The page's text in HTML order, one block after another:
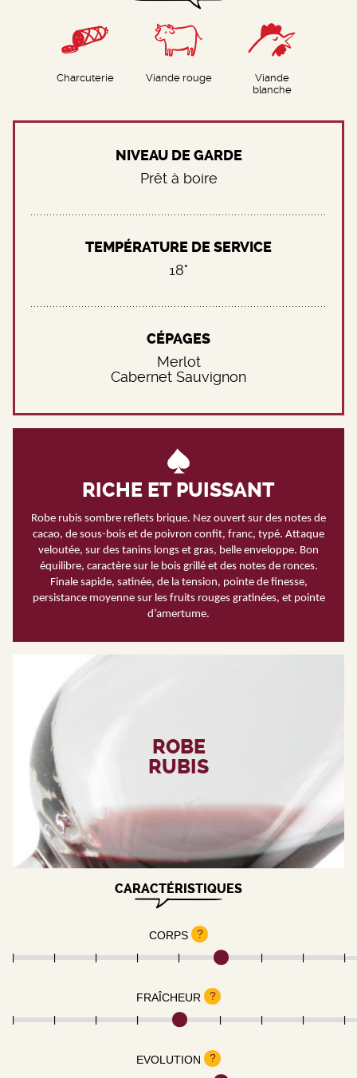
Charcuterie Viande rouge
Viande
blanche
RICHE ET PUISSANT
Robe rubis sombre reflets brique. Nez ouvert sur des notes de
cacao, de sous-bois et de poivron confit, franc, typé. Attaque
veloutée, sur des tanins longs et gras, belle enveloppe. Bon
équilibre, caractère sur le bois grillé et des notes de ronces.
Finale sapide, satinée, de la tension, pointe de finesse,
persistance moyenne sur les fruits rouges gratinées, et pointe
d’amertume.
ROBE
RUBIS
NIVEAU DE GARDE
Prêt à boire
TEMPÉRATURE DE SERVICE
18°
CÉPAGES
Merlot
Cabernet Sauvignon
CARACTÉRISTIQUES
CORPS ?
FRAÎCHEUR ?
EVOLUTION ?